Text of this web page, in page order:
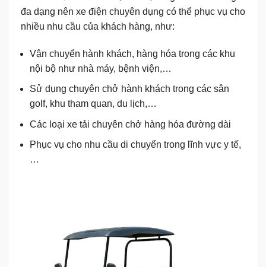
đa dạng nên xe điện chuyên dụng có thể phục vụ cho
nhiều nhu cầu của khách hàng, như:
Vận chuyển hành khách, hàng hóa trong các khu
nội bộ như nhà máy, bệnh viện,…
Sử dụng chuyên chở hành khách trong các sân
golf, khu tham quan, du lịch,…
Các loại xe tải chuyên chở hàng hóa đường dài
Phục vụ cho nhu cầu di chuyển trong lĩnh vực y tế,
…